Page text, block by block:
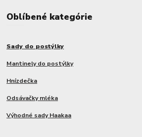
Oblíbené kategórie
Sady do postýlky
Mantinely do postýlky
Hnízdečka
Odsávačky mléka
Výhodné sady Haakaa